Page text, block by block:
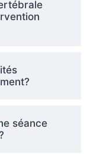
séance